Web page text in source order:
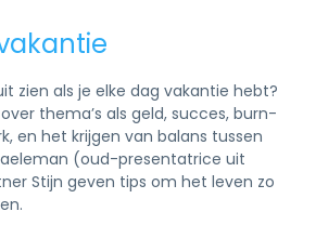
zien als je elke dag vakantie hebt?
thema’s als geld, succes, burn-
en het krijgen van balans tussen
(oud-presentatrice uit
Stijn geven tips om het leven zo